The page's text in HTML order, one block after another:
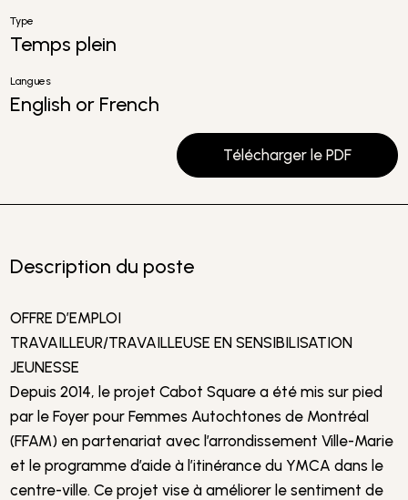
Type
Temps plein
Langues
English or French
Télécharger le PDF
Description du poste
OFFRE D’EMPLOI
TRAVAILLEUR/TRAVAILLEUSE EN SENSIBILISATION
JEUNESSE
Depuis 2014, le projet Cabot Square a été mis sur pied
par le Foyer pour Femmes Autochtones de Montréal
(FFAM) en partenariat avec l’arrondissement Ville-Marie
et le programme d’aide à l’itinérance du YMCA dans le
centre-ville. Ce projet vise à améliorer le sentiment de